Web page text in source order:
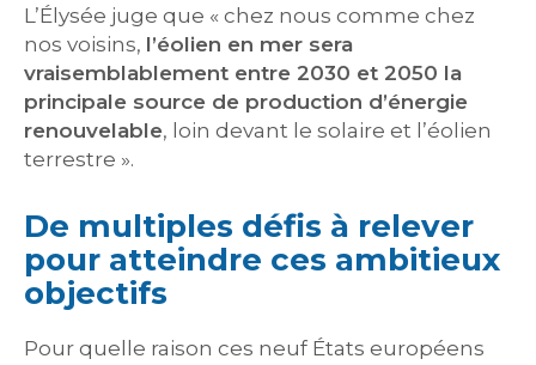
L’Élysée juge que « chez nous comme chez
nos voisins, l’éolien en mer sera
vraisemblablement entre 2030 et 2050 la
principale source de production d’énergie
renouvelable, loin devant le solaire et l’éolien
terrestre ».
De multiples défis à relever
pour atteindre ces ambitieux
objectifs
Pour quelle raison ces neuf États européens